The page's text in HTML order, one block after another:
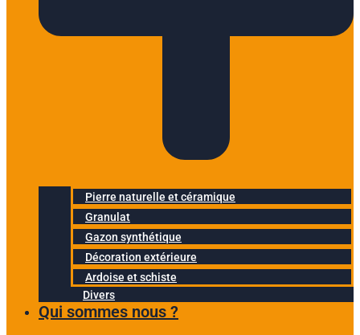
Pierre naturelle et céramique
Granulat
Gazon synthétique
Décoration extérieure
Ardoise et schiste
Divers
Qui sommes nous ?